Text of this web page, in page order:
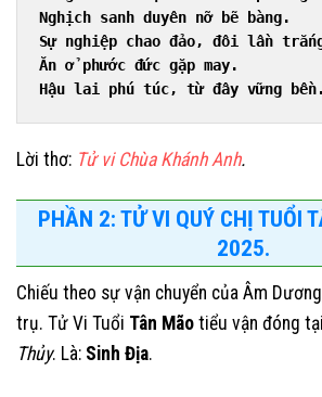
Nghịch sanh duyên nỡ bẽ bàng.
Sự nghiệp chao đảo, đôi lần
Ăn ở phước đức gặp may.
Hậu lai phú túc, từ đây vững bền.
Lời thơ: Tử vi Chùa Khánh Anh.
PHẦN 2: TỬ VI QUÝ CHỊ TUỔI
2025.
Chiếu theo sự vận chuyển của Âm
trụ. Tử Vi Tuổi Tân Mão tiểu vận đóng
Thủy. Là: Sinh Địa.